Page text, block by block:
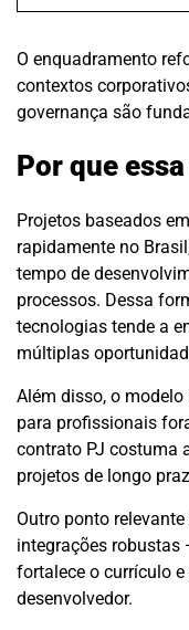
O enquadramento
contextos
governança são
Por que
Projetos baseados
rapidamente no
tempo de
processos. Dessa
tecnologias tende a
múltiplas
Além disso, o
para profissionais
contrato PJ costuma
projetos de longo
Outro ponto
integrações robustas
fortalece o currículo
desenvolvedor.